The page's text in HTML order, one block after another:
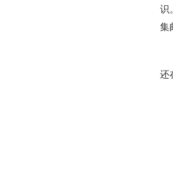
识
集
还